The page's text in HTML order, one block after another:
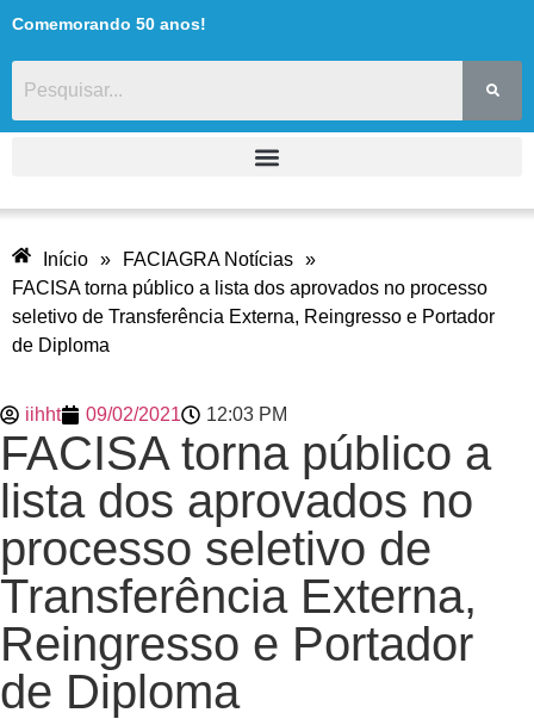
Comemorando 50 anos!
Início » FACIAGRA Notícias »
FACISA torna público a lista dos aprovados no processo
seletivo de Transferência Externa, Reingresso e Portador
de Diploma
iihht 09/02/2021 12:03 PM
FACISA torna público a
lista dos aprovados no
processo seletivo de
Transferência Externa,
Reingresso e Portador
de Diploma